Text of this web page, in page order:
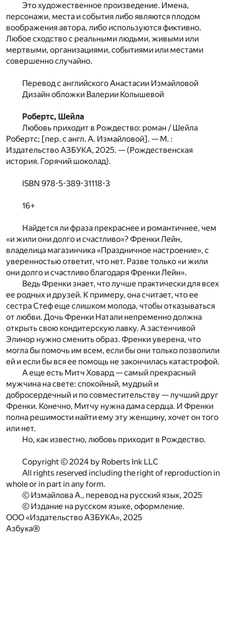
Это художественное произведение. Имена,
персонажи, места и события либо являются плодом
воображения автора, либо используются фиктивно.
Любое сходство с реальными людьми, живыми или
мертвыми, организациями, событиями или местами
совершенно случайно.
Перевод с английского Анастасии Измайловой
Дизайн обложки Валерии Колышевой
Робертс, Шейла
Любовь приходит в Рождество: роман / Шейла
Робертс; [пер. с англ. А. Измайловой]. — М. :
Издательство АЗБУКА, 2025. — (Рождественская
история. Горячий шоколад).
ISBN 978-5-389-31118-3
16+
Найдется ли фраза прекраснее и романтичнее, чем
«и жили они долго и счастливо»? Френки Лейн,
владелица магазинчика «Праздничное настроение», с
уверенностью ответит, что нет. Разве только «и жили
они долго и счастливо благодаря Френки Лейн».
Ведь Френки знает, что лучше практически для всех
ее родных и друзей. К примеру, она считает, что ее
сестра Стеф еще слишком молода, чтобы отказываться
от любви. Дочь Френки Натали непременно должна
открыть свою кондитерскую лавку. А застенчивой
Элинор нужно сменить образ. Френки уверена, что
могла бы помочь им всем, если бы они только позволили
ей и если бы вся ее помощь не закончилась катастрофой.
А еще есть Митч Ховард — самый прекрасный
мужчина на свете: спокойный, мудрый и
добросердечный и по совместительству — лучший друг
Френки. Конечно, Митчу нужна дама сердца. И Френки
полна решимости найти ему эту женщину, хочет он того
или нет.
Но, как известно, любовь приходит в Рождество.
Copyright © 2024 by Roberts Ink LLC
All rights reserved including the right of reproduction in
whole or in part in any form.
© Измайлова А., перевод на русский язык, 2025
© Издание на русском языке, оформление.
ООО «Издательство АЗБУКА», 2025
Азбука®